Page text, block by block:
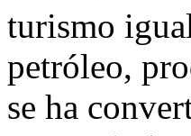
turismo
petróleo,
se ha